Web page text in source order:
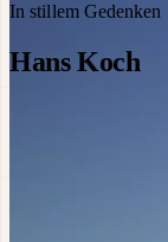
In stillem Gedenken
Hans Koch